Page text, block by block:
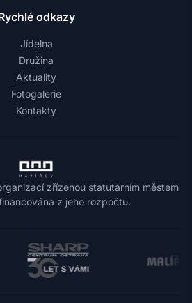
odkazy
Jídelna
Družina
Aktuality
Fotogalerie
Kontakty
zřízenou statutárním městem
z jeho rozpočtu.